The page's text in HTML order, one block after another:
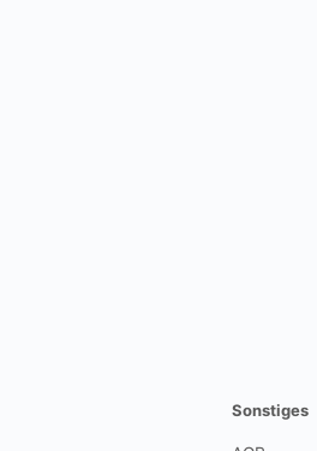
Sonstiges